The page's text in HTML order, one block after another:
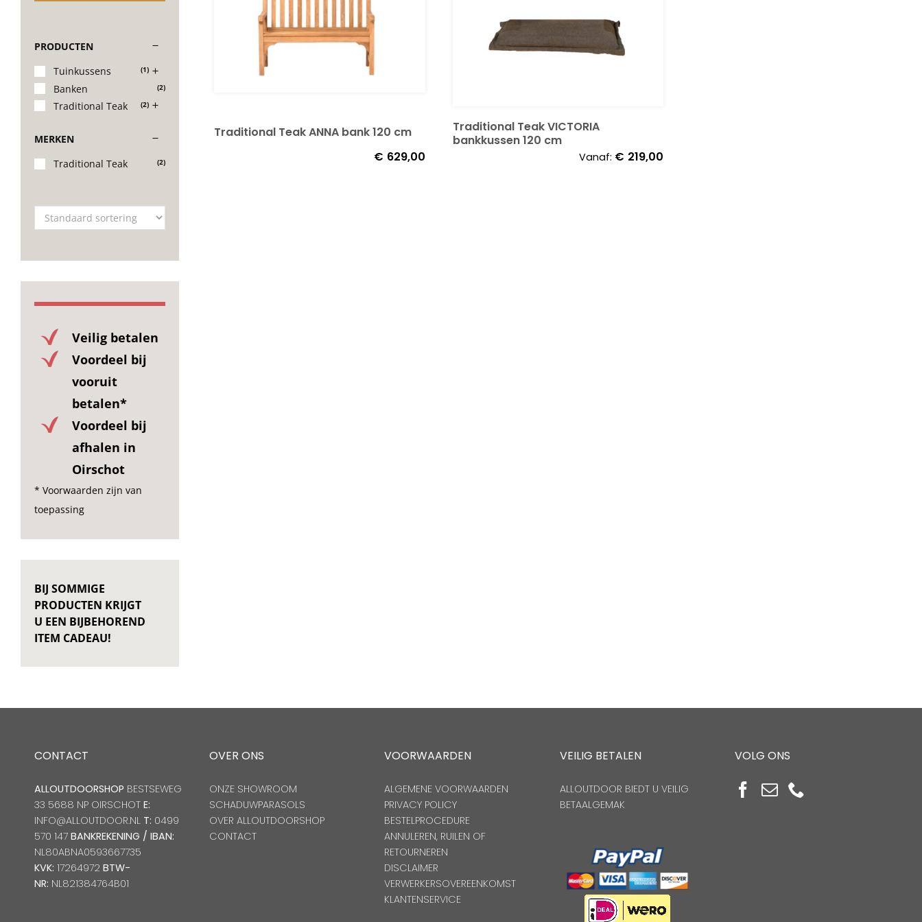
Traditional Teak ANNA bank 120 cm
€ 629,00
Traditional Teak VICTORIA
bankkussen 120 cm
Vanaf: € 219,00
PRODUCTEN
Tuinkussens
(1)
Banken (2)
Traditional Teak (2)
MERKEN
Traditional Teak
(2)
Veilig betalen
Voordeel bij
vooruit
betalen*
Voordeel bij
afhalen in
Oirschot
* Voorwaarden zijn van
toepassing
BIJ SOMMIGE
PRODUCTEN KRIJGT
U EEN BIJBEHOREND
ITEM CADEAU!
CONTACT
ALLOUTDOORSHOP BESTSEWEG
33 5688 NP OIRSCHOT E:
INFO@ALLOUTDOOR.NL T: 0499
570 147 BANKREKENING / IBAN:
NL80ABNA0593667735
KVK: 17264972 BTW-
NR: NL821384764B01
OVER ONS
ONZE SHOWROOM
SCHADUWPARASOLS
OVER ALLOUTDOORSHOP
CONTACT
VOORWAARDEN
ALGEMENE VOORWAARDEN
PRIVACY POLICY
BESTELPROCEDURE
ANNULEREN, RUILEN OF
RETOURNEREN
DISCLAIMER
VERWERKERSOVEREENKOMST
KLANTENSERVICE
VEILIG BETALEN
ALLOUTDOOR BIEDT U VEILIG
BETAALGEMAK
VOLG ONS